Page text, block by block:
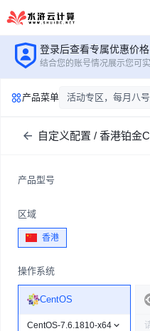
登录后查看专属优惠价格
结合您的账号情况展示您可
产品菜单 活动专区，每月八
自定义配置 / 香港铂金
产品型号
区域
香港
操作系统
CentOS
CentOS-7.6.1810-x64